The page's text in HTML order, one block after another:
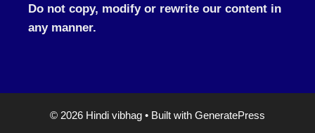
Do not copy, modify or rewrite our content in
any manner.
© 2026 Hindi vibhag • Built with GeneratePress